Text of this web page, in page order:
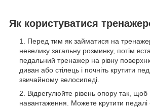
Як користуватися
Перед тим як займатися на
невелику загальну розминку, потім
педальний тренажер на рівну
диван або стілець і почніть крутити
звичайному велосипеді.
Відрегулюйте рівень опору так, щоб
навантаження. Можете крутити педалі